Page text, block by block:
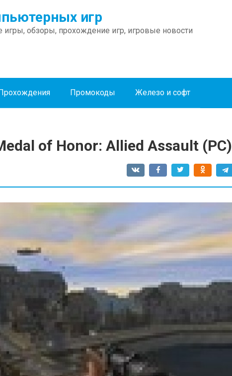
игр
обзоры, прохождение игр, игровые новости
Промокоды Железо и софт
of Honor: Allied Assault (PC)